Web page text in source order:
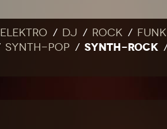
Elektro DJ Rock Funk
Synth-pop SYNTH-ROCK